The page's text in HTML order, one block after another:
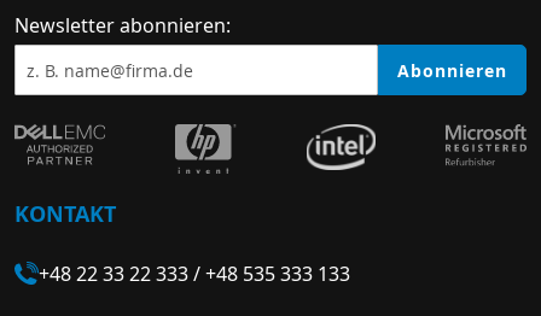
Newsletter abonnieren:
Abonnieren
KONTAKT
+48 22 33 22 333/+48 535 333 133